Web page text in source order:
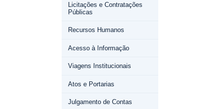
Licitações e Contratações
Públicas
Recursos Humanos
Acesso à Informação
Viagens Institucionais
Atos e Portarias
Julgamento de Contas